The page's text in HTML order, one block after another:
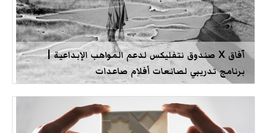
آفاق X صندوق نتفليكس لدعم المواهب الإبداعية |
برنامج تدريبي لصانعات أفلام صاعدات